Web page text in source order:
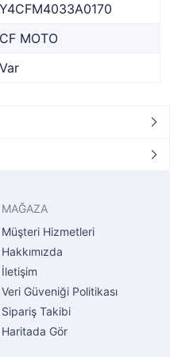
Y4CFM4033A0170
CF MOTO
Var
MAĞAZA
Müşteri Hizmetleri
Hakkımızda
İletişim
Veri Güveniği Politikası
Sipariş Takibi
Haritada Gör